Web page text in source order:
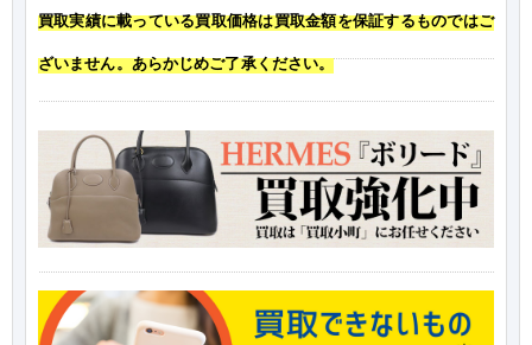
買取実績に載っている買取価格は買取金額を保証するものではご
ざいません。あらかじめご了承ください。